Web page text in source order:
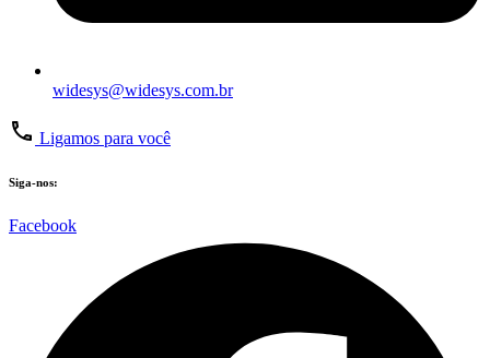
widesys@widesys.com.br
Ligamos para você
Siga-nos:
Facebook